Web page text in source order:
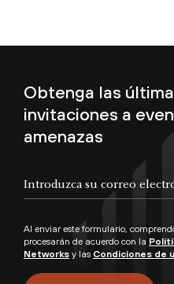
Obtenga las
invitaciones a
amenazas
Al enviar este formulario,
procesarán de acuerdo con la
Networks y las Condiciones de